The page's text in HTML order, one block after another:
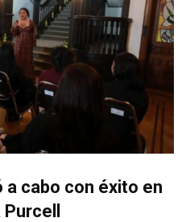
cabo con éxito en